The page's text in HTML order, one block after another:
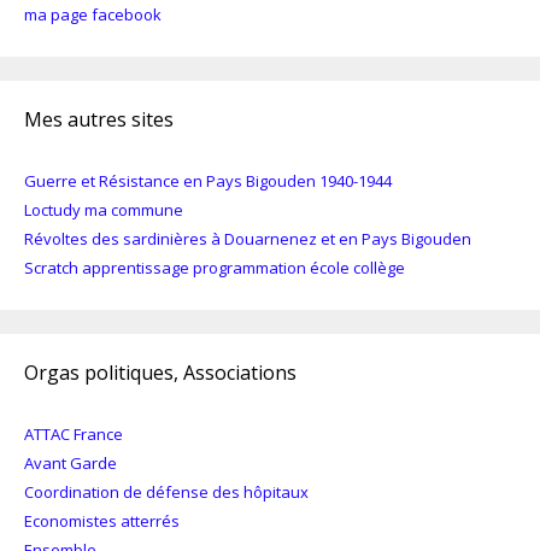
ma page facebook
Mes autres sites
Guerre et Résistance en Pays Bigouden 1940-1944
Loctudy ma commune
Révoltes des sardinières à Douarnenez et en Pays Bigouden
Scratch apprentissage programmation école collège
Orgas politiques, Associations
ATTAC France
Avant Garde
Coordination de défense des hôpitaux
Economistes atterrés